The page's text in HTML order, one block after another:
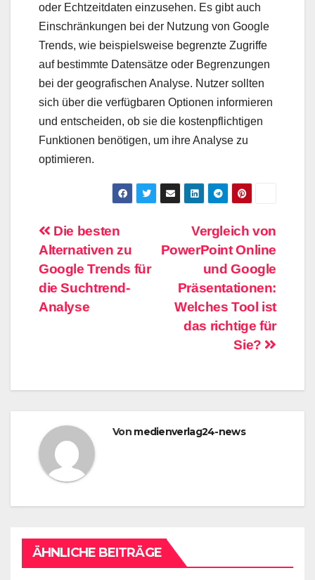
oder Echtzeitdaten einzusehen. Es gibt auch
Einschränkungen bei der Nutzung von Google
Trends, wie beispielsweise begrenzte Zugriffe
auf bestimmte Datensätze oder Begrenzungen
bei der geografischen Analyse. Nutzer sollten
sich über die verfügbaren Optionen informieren
und entscheiden, ob sie die kostenpflichtigen
Funktionen benötigen, um ihre Analyse zu
optimieren.
Beitragsnavigation
Vergleich von
PowerPoint Online
und Google
Präsentationen:
Welches Tool ist
das richtige für
Sie?
Die besten
Alternativen zu
Google Trends für
die Suchtrend-
Analyse
Von medienverlag24-news
ÄHNLICHE BEITRÄGE